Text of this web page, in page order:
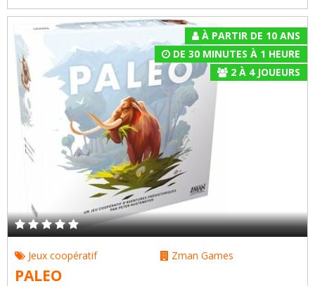
À PARTIR DE 10 ANS
DE 30 MINUTES À 1 HEURE
2À 4JOUEURS
Jeux coopératif Zman Games
PALEO